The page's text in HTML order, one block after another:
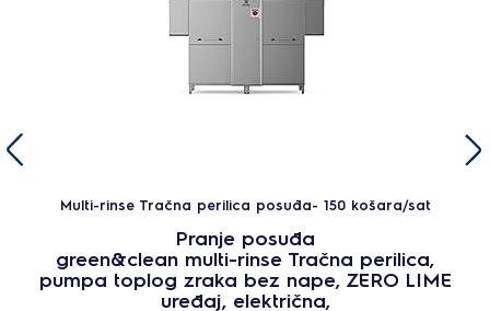
Multi-rinse Tračna perilica posuđa- 150 košara/sat
Pranje posuđa
green&clean multi-rinse Tračna perilica,
pumpa toplog zraka bez nape, ZERO LIME
uređaj, električna,